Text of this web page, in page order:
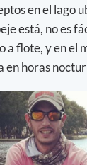
en el lago
está, no es
a flote, y en el
en horas